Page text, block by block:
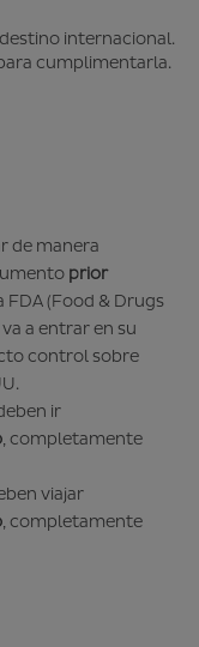
internacional.
cumplimentarla.
de manera
prior
FDA (Food & Drugs
a entrar en su
control sobre
ir
, completamente
viajar
, completamente